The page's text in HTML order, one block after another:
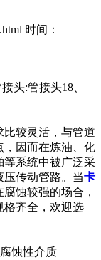
时间：
头:管接头18、
比较灵活，与管道
，因而在炼油、化
等系统中被广泛采
传动管路。当卡
蚀较强的场合，
格齐全，欢迎选
蚀性介质